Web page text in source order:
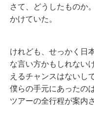
さて、どうしたものか
かけていた。
けれども、せっかく日
な言い方かもしれない
えるチャンスはないし
僕らの手元にあったの
ツアーの全行程が案内